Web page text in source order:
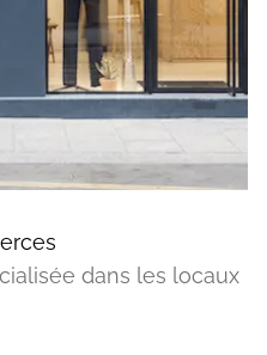
dans les locaux